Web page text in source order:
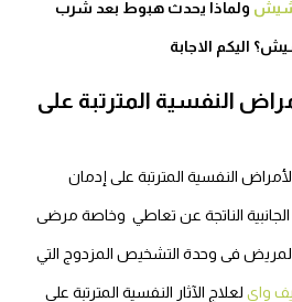
ولماذا يحدث هبوط بعد شرب
اليكم الاجابة
النفسية المترتبة على
النفسية المترتبة على إدمان
الجانبية الناتجة عن تعاطي وخاصة مرضى
المريض فى وحدة التشخيص المزدوج التي
واي لعلاج الآثار النفسية المترتبة على